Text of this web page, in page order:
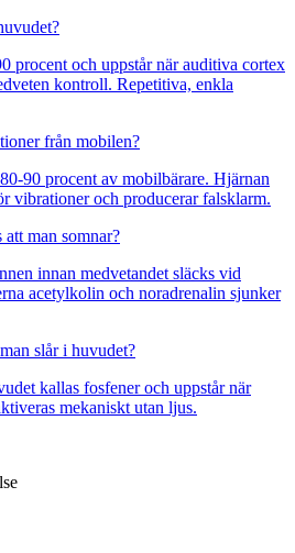
procent och uppstår när auditiva cortex
kontroll. Repetitiva, enkla
från mobilen?
90 procent av mobilbärare. Hjärnan
vibrationer och producerar falsklarm.
man somnar?
innan medvetandet släcks vid
acetylkolin och noradrenalin sjunker
slår i huvudet?
kallas fosfener och uppstår när
mekaniskt utan ljus.